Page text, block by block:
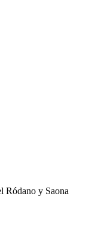
Ródano y Saona